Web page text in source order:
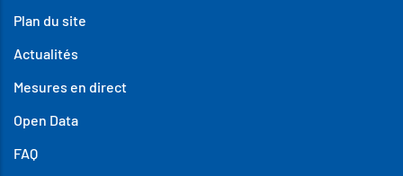
Plan du site
Actualités
Mesures en direct
Open Data
FAQ